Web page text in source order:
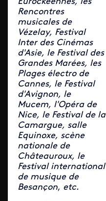
Rencontres
musicales de
Vézelay, Festival
Inter des Cinémas
d'Asie, le Festival des
Grandes Marées, les
Plages électro de
Cannes, le Festival
d'Avignon, le
Mucem, l'Opéra de
Nice, le Festival de la
Camargue, salle
Equinoxe, scène
nationale de
Châteauroux, le
Festival international
de musique de
Besançon, etc.